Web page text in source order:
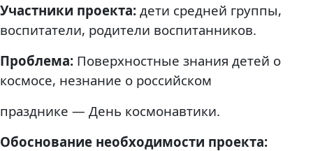
Участники проекта: дети средней группы,
воспитатели, родители воспитанников.
Проблема: Поверхностные знания детей о
космосе, незнание о российском
празднике — День космонавтики.
Обоснование необходимости проекта: